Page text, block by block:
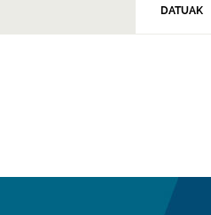
DATUAK